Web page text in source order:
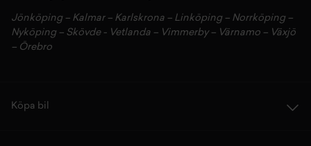
Jönköping– Kalmar – Karlskrona – Linköping– Norrköping–
Nyköping– Skövde- Vetlanda – Vimmerby– Värnamo – Växjö
– Örebro
Köpa bil